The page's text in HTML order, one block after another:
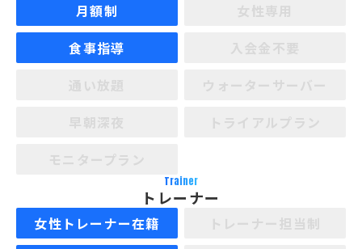
月額制
食事指導
Trainer
トレーナー
女性トレーナー在籍